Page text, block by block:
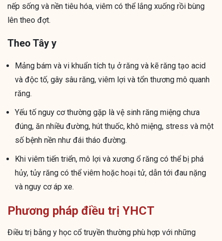
nếp sống và nền tiêu hóa, viêm có thể lắng xuống rồi bùng
lên theo đợt.
Theo Tây y
Mảng bám và vi khuẩn tích tụ ở răng và kẽ răng tạo acid
và độc tố, gây sâu răng, viêm lợi và tổn thương mô quanh
răng.
Yếu tố nguy cơ thường gặp là vệ sinh răng miệng chưa
đúng, ăn nhiều đường, hút thuốc, khô miệng, stress và một
số bệnh nền như đái tháo đường.
Khi viêm tiến triển, mô lợi và xương ổ răng có thể bị phá
hủy, tủy răng có thể viêm hoặc hoại tử, dẫn tới đau nặng
và nguy cơ áp xe.
Phương pháp điều trị YHCT
Điều trị bằng y học cổ truyền thường phù hợp với những